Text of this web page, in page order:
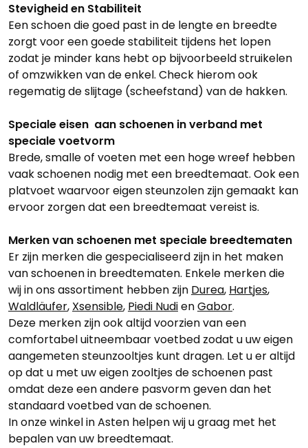
Stevigheid en Stabiliteit
Een schoen die goed past in de lengte en breedte
zorgt voor een goede stabiliteit tijdens het lopen
zodat je minder kans hebt op bijvoorbeeld struikelen
of omzwikken van de enkel. Check hierom ook
regematig de slijtage (scheefstand) van de hakken.
Speciale eisen aan schoenen in verband met
speciale voetvorm
Brede, smalle of voeten met een hoge wreef hebben
vaak schoenen nodig met een breedtemaat. Ook een
platvoet waarvoor eigen steunzolen zijn gemaakt kan
ervoor zorgen dat een breedtemaat vereist is.
Merken van schoenen met speciale breedtematen
Er zijn merken die gespecialiseerd zijn in het maken
van schoenen in breedtematen. Enkele merken die
wij in ons assortiment hebben zijn Durea, Hartjes,
Waldläufer, Xsensible, Piedi NudienGabor.
Deze merken zijn ook altijd voorzien van een
comfortabel uitneembaar voetbed zodat u uw eigen
aangemeten steunzooltjes kunt dragen. Let u er altijd
op dat u met uw eigen zooltjes de schoenen past
omdat deze een andere pasvorm geven dan het
standaard voetbed van de schoenen.
In onze winkel in Asten helpen wij u graag met het
bepalen van uw breedtemaat.